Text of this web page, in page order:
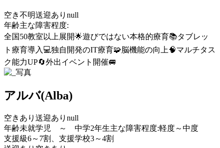
空き不明送迎あり null
年齢主な障害程度:
全国50教室以上展開🌟遊びではない本格的療育📚タブレッ
ト療育導入💻独自開発のIT療育🧩 脳機能の向上🧠マルチタス
ク能力UP🔄外出イベント開催🚐
アルバ(Alba)
空きあり 送迎あり null
年齢未就学児 ～ 中学2年生主な障害程度:軽度～中度
支援級6～7割、支援学校3～4割